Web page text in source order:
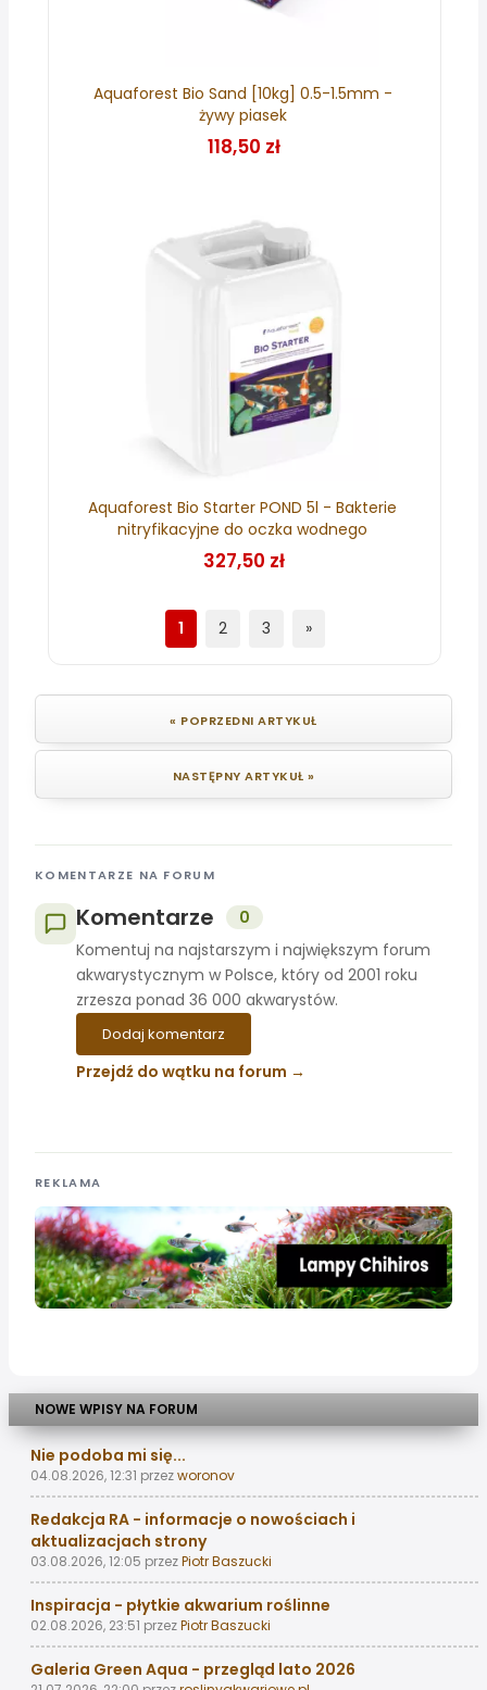
Aquaforest Bio Sand [10kg] 0.5-1.5mm -
żywy piasek
118,50 zł
Aquaforest Bio Starter POND 5l - Bakterie
nitryfikacyjne do oczka wodnego
327,50 zł
1 2 3 »
« POPRZEDNI ARTYKUŁ
NASTĘPNY ARTYKUŁ »
KOMENTARZE NA FORUM
Komentarze
0
Komentuj na najstarszym i największym forum
akwarystycznym w Polsce, który od 2001 roku
zrzesza ponad 36 000 akwarystów.
Dodaj komentarz
Przejdź do wątku na forum
REKLAMA
NOWE WPISY NA FORUM
Nie podoba mi się...
04.08.2026, 12:31 przezworonov
Redakcja RA - informacje o nowościach i
aktualizacjach strony
03.08.2026, 12:05 przezPiotr Baszucki
Inspiracja - płytkie akwarium roślinne
02.08.2026, 23:51 przezPiotr Baszucki
Galeria Green Aqua - przegląd lato 2026